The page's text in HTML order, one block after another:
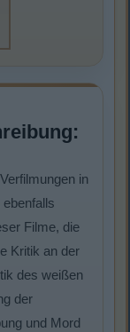
in
Filme, die
Kritik an der
des weißen
der
und Mord